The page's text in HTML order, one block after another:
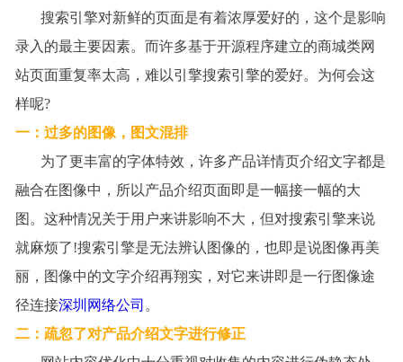
搜索引擎对新鲜的页面是有着浓厚爱好的，这个是影响
录入的最主要因素。而许多基于开源程序建立的商城类网
站页面重复率太高，难以引擎搜索引擎的爱好。为何会这
样呢?
一： 过多的图像，图文混排
为了更丰富的字体特效，许多产品详情页介绍文字都是
融合在图像中，所以产品介绍页面即是一幅接一幅的大
图。这种情况关于用户来讲影响不大，但对搜索引擎来说
就麻烦了!搜索引擎是无法辨认图像的，也即是说图像再美
丽，图像中的文字介绍再翔实，对它来讲即是一行图像途
径连接深圳网络公司 。
二： 疏忽了对产品介绍文字进行修正